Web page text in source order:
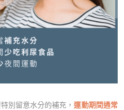
別留意水分的補充，運動期間通常